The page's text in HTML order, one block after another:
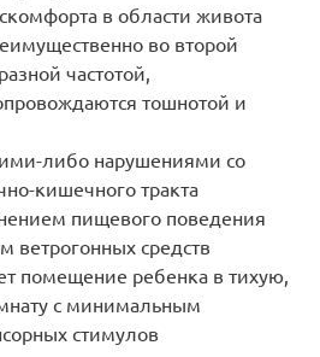
в области живота
во второй
частотой,
тошнотой и
либо нарушениями со
кишечного тракта
пищевого поведения
ветрогонных средств
помещение ребенка в тихую,
с минимальным
стимулов